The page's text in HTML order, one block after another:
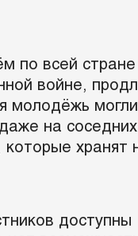
по всей стране
войне,
молодёжь могли
на соседних
хранят
доступны